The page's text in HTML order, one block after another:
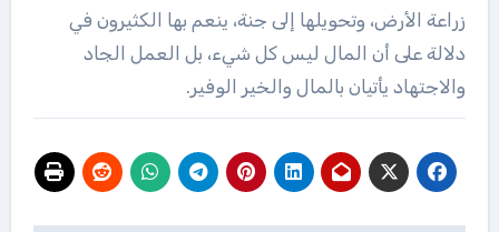
زراعة الأرض، وتحويلها إلى جنة، ينعم بها الكثيرون في
دلالة على أن المال ليس كل شيء، بل العمل الجاد
والاجتهاد يأتيان بالمال والخير الوفير.